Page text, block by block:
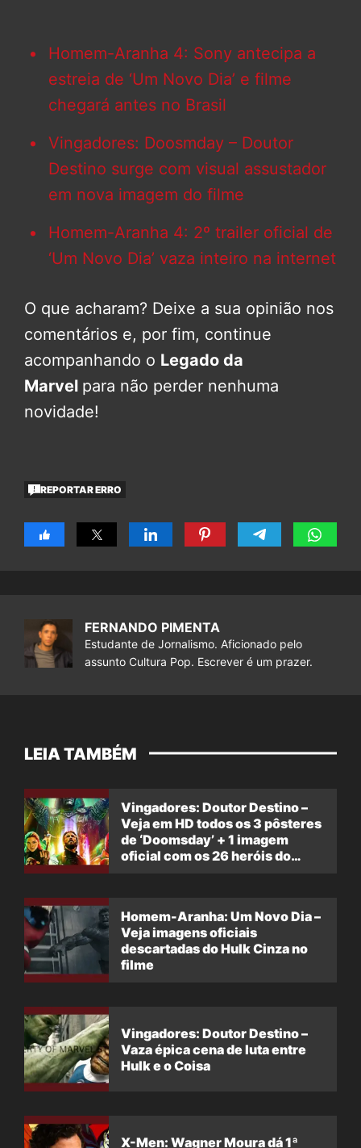
Homem-Aranha 4: Sony antecipa a
estreia de ‘Um Novo Dia’ e filme
chegará antes no Brasil
Vingadores: Doosmday – Doutor
Destino surge com visual assustador
em nova imagem do filme
Homem-Aranha 4: 2º trailer oficial de
‘Um Novo Dia’ vaza inteiro na internet
O que acharam? Deixe a sua opinião nos
comentários e, por fim, continue
acompanhando o Legado da
Marvel para não perder nenhuma
novidade!
REPORTAR ERRO
FERNANDO PIMENTA
Estudante de Jornalismo. Aficionado pelo
assunto Cultura Pop. Escrever é um prazer.
LEIA TAMBÉM
Vingadores: Doutor Destino –
Veja em HD todos os 3 pôsteres
de ‘Doomsday’ + 1 imagem
oficial com os 26 heróis do
Homem-Aranha: Um Novo Dia –
Veja imagens oficiais
descartadas do Hulk Cinza no
filme
Vingadores: Doutor Destino –
Vaza épica cena de luta entre
Hulk e o Coisa
X-Men: Wagner Moura dá 1ª